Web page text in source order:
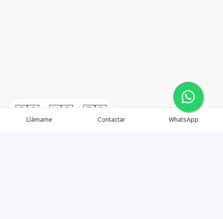
🇪🇸 🇺🇸 🇫🇷
Llámame Contactar WhatsApp